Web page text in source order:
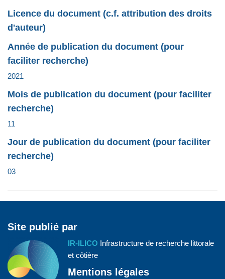
Licence du document (c.f. attribution des droits
d'auteur)
Année de publication du document (pour
faciliter recherche)
2021
Mois de publication du document (pour faciliter
recherche)
11
Jour de publication du document (pour faciliter
recherche)
03
Site publié par
IR-ILICO Infrastructure de recherche littorale
et côtière
Mentions légales